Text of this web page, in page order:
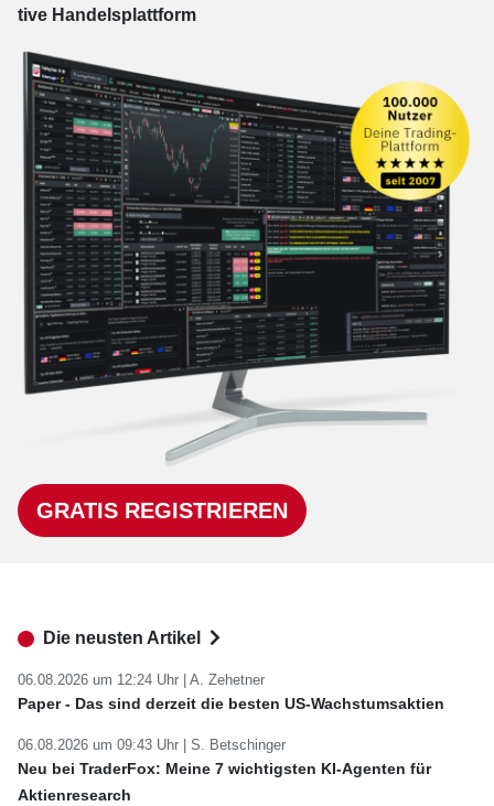
tive Han­dels­platt­form
GRATIS REGISTRIEREN
Die neusten Artikel
06.08.2026 um 12:24 Uhr | A. Zehetner
Paper - Das sind derzeit die besten US-Wachstumsaktien
06.08.2026 um 09:43 Uhr | S. Betschinger
Neu bei TraderFox: Meine 7 wichtigsten KI-Agenten für
Aktienresearch